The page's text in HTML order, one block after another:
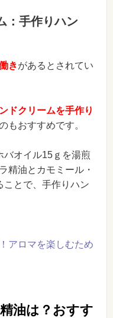
：手作りハン
きがあるとされてい
ドクリームを手作り
もおすすめです。
バオイル15ｇを湯煎
精油とカモミール・
ことで、手作りハン
アロマを楽しむため
油は？おすす